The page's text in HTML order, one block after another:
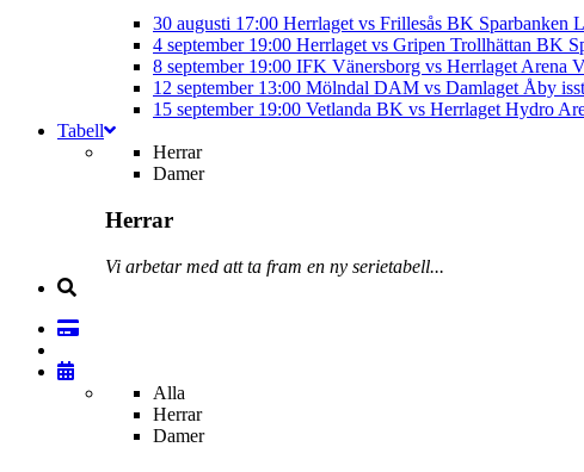
30 augusti 17:00 Herrlaget vs Frillesås BK Sparbanken
4 september 19:00 Herrlaget vs Gripen Trollhättan BK
8 september 19:00 IFK Vänersborg vs HerrlagetArena
12 september 13:00 Mölndal DAM vs DamlagetÅby
15 september 19:00 Vetlanda BK vs HerrlagetHydro
Tabell
Herrar
Damer
Herrar
Vi arbetar med att ta fram en ny serietabell...
Alla
Herrar
Damer